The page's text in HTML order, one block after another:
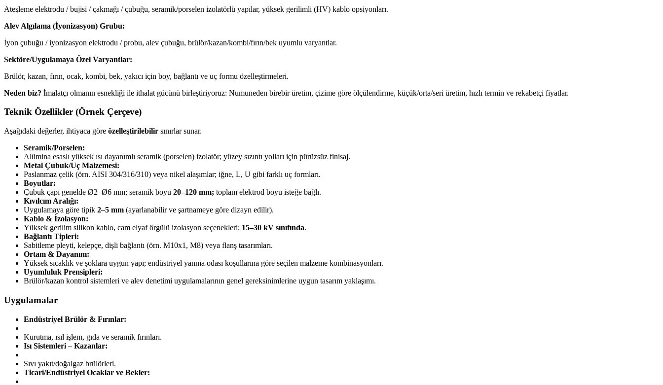
Ateşleme elektrodu / bujisi / çakmağı / çubuğu, seramik/porselen izolatörlü yapılar, yüksek gerilimli (HV) kablo opsiyonları.
Alev Algılama (İyonizasyon) Grubu:
İyon çubuğu / iyonizasyon elektrodu / probu, alev çubuğu, brülör/kazan/kombi/fırın/bek uyumlu varyantlar.
Sektöre/Uygulamaya Özel Varyantlar:
Brülör, kazan, fırın, ocak, kombi, bek, yakıcı için boy, bağlantı ve uç formu özelleştirmeleri.
Neden biz? İmalatçı olmanın esnekliği ile ithalat gücünü birleştiriyoruz: Numuneden birebir üretim, çizime göre ölçülendirme, küçük/orta/seri üretim, hızlı termin ve rekabetçi fiyatlar.
Teknik Özellikler (Örnek Çerçeve)
Aşağıdaki değerler, ihtiyaca göre özelleştirilebilir sınırlar sunar.
Seramik/Porselen:
Alümina esaslı yüksek ısı dayanımlı seramik (porselen) izolatör; yüzey sızıntı yolları için pürüzsüz finisaj.
Metal Çubuk/Uç Malzemesi:
Paslanmaz çelik (örn. AISI 304/316/310) veya nikel alaşımlar; iğne, L, U gibi farklı uç formları.
Boyutlar:
Çubuk çapı genelde Ø2–Ø6 mm; seramik boyu 20–120 mm; toplam elektrod boyu isteğe bağlı.
Kıvılcım Aralığı:
Uygulamaya göre tipik 2–5 mm (ayarlanabilir ve şartnameye göre dizayn edilir).
Kablo & İzolasyon:
Yüksek gerilim silikon kablo, cam elyaf örgülü izolasyon seçenekleri; 15–30 kV sınıfında.
Bağlantı Tipleri:
Sabitleme pleyti, kelepçe, dişli bağlantı (örn. M10x1, M8) veya flanş tasarımları.
Ortam & Dayanım:
Yüksek sıcaklık ve şoklara uygun yapı; endüstriyel yanma odası koşullarına göre seçilen malzeme kombinasyonları.
Uyumluluk Prensipleri:
Brülör/kazan kontrol sistemleri ve alev denetimi uygulamalarının genel gereksinimlerine uygun tasarım yaklaşımı.
Uygulamalar
Endüstriyel Brülör & Fırınlar:
Kurutma, ısıl işlem, gıda ve seramik fırınları.
Isı Sistemleri – Kazanlar:
Sıvı yakıt/doğalgaz brülörleri.
Ticari/Endüstriyel Ocaklar ve Bekler: